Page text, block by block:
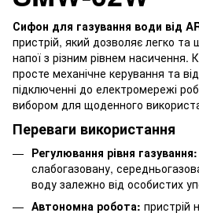
Сифон для газування води від
пристрій, який дозволяє легко та
напої з різним рівнем насичення.
просте механічне керування та
підключенні до електромережі
вибором для щоденного
Переваги використання
Регулювання рівня газування:
слабогазовану,
воду залежно від особистих
Автономна робота: пристрій